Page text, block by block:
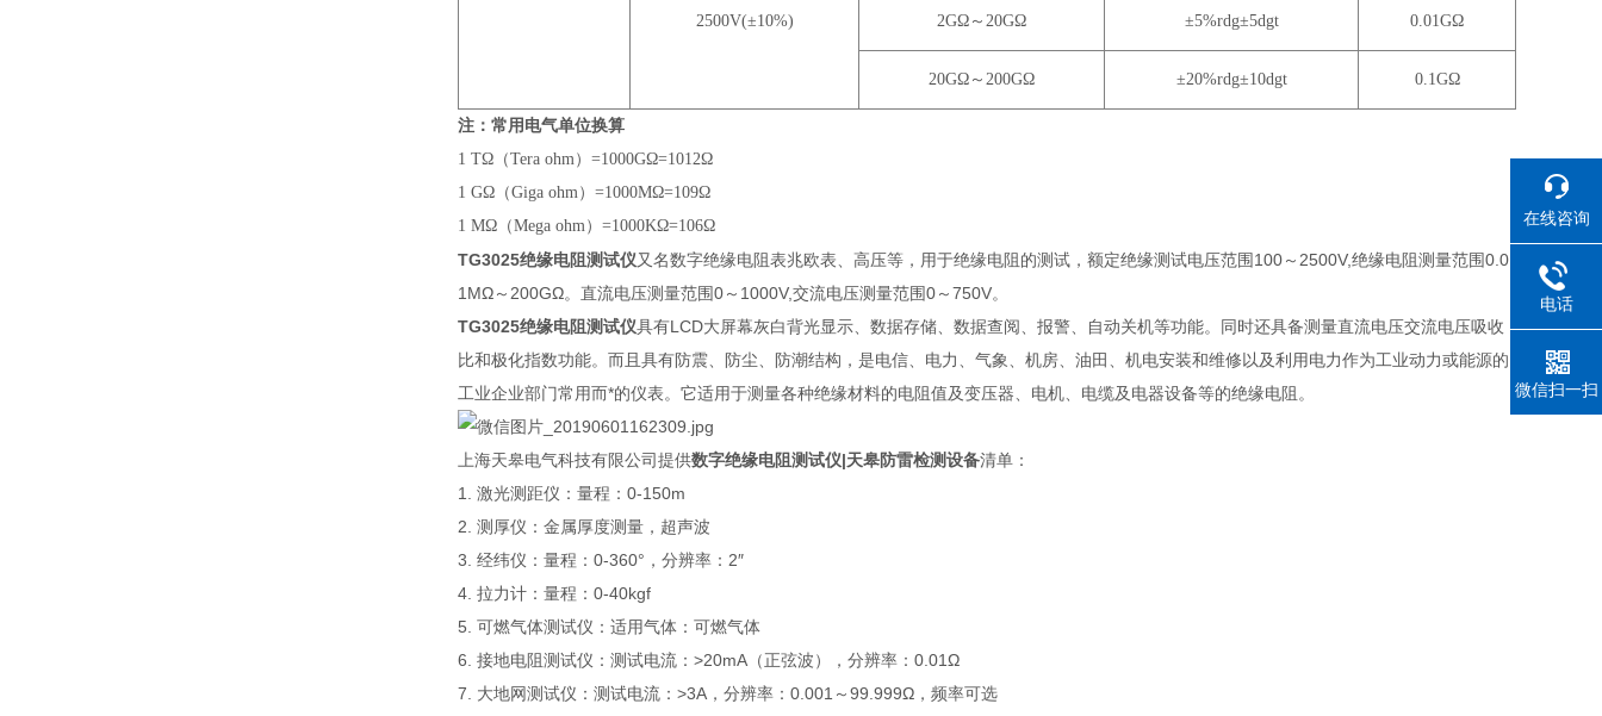
2500V(±10%) 2GΩ～20GΩ ±5%rdg±5dgt 0.01GΩ
20GΩ～200GΩ ±20%rdg±10dgt 0.1GΩ
注：常用电气单位换算
1 TΩ（Tera ohm）=1000GΩ=1012Ω
1 GΩ（Giga ohm）=1000MΩ=109Ω
1 MΩ（Mega ohm）=1000KΩ=106Ω
TG3025绝缘电阻测试仪又名数字绝缘电阻表兆欧表、高压等，用于绝缘电阻的测试，额定绝缘测试电压范围100～2500V,绝缘电阻测量范围0.0
1MΩ～200GΩ。直流电压测量范围0～1000V,交流电压测量范围0～750V。
TG3025绝缘电阻测试仪具有LCD大屏幕灰白背光显示、数据存储、数据查阅、报警、自动关机等功能。同时还具备测量直流电压交流电压吸收
比和极化指数功能。而且具有防震、防尘、防潮结构，是电信、电力、气象、机房、油田、机电安装和维修以及利用电力作为工业动力或能源的
工业企业部门常用而*的仪表。它适用于测量各种绝缘材料的电阻值及变压器、电机、电缆及电器设备等的绝缘电阻。
上海天皋电气科技有限公司提供数字绝缘电阻测试仪|天皋防雷检测设备清单：
1. 激光测距仪：量程：0-150m
2. 测厚仪：金属厚度测量，超声波
3. 经纬仪：量程：0-360°，分辨率：2″
4. 拉力计：量程：0-40kgf
5. 可燃气体测试仪：适用气体：可燃气体
6. 接地电阻测试仪：测试电流：>20mA（正弦波），分辨率：0.01Ω
7. 大地网测试仪：测试电流：>3A，分辨率：0.001～99.999Ω，频率可选
在线咨询
电话
微信扫一扫